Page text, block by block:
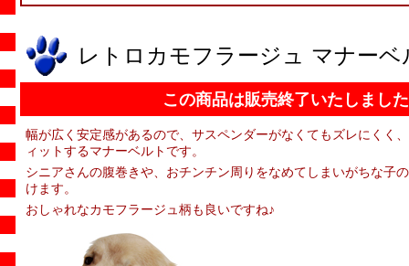
レトロカモフラージュ マナーベ
この商品は販売終了いたしまし
幅が広く安定感があるので、サスペンダーがなくてもズレにくく
ィットするマナーベルトです。
シニアさんの腹巻きや、おチンチン周りをなめてしまいがちな子
けます。
おしゃれなカモフラージュ柄も良いですね♪